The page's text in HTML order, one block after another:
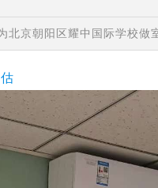
北京朝阳区耀中国际学校做